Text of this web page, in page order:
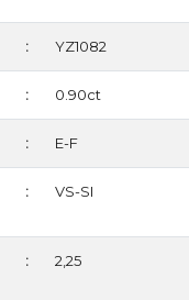
: YZ1082
: 0.90ct
: E-F
: VS-SI
: 2,25